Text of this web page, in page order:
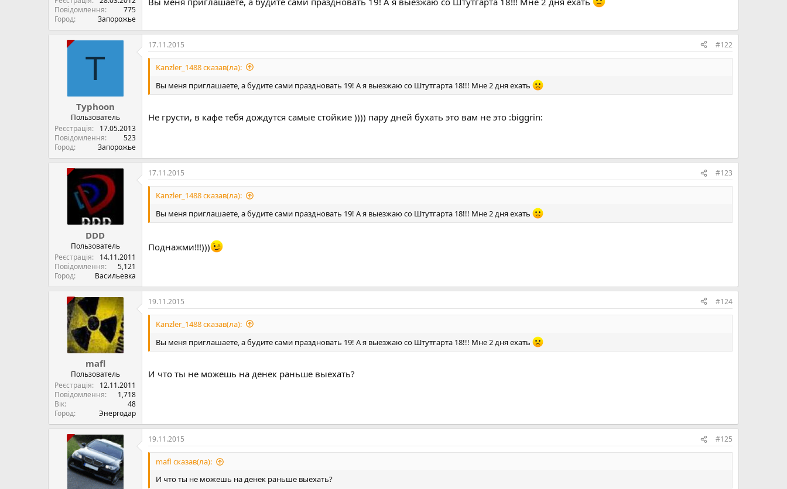
Повідомлення
775
Город
Запорожье
T
Typhoon
Пользователь
Реєстрація
17.05.2013
Повідомлення
523
Город
Запорожье
17.11.2015 #122
Kanzler_1488 сказав(ла):
Вы меня приглашаете, а будите сами праздновать 19! А я выезжаю со Штутгарта 18!!! Мне 2 дня ехать
Не грусти, в кафе тебя дождутся самые стойкие )))) пару дней бухать это вам не это :biggrin:
DDD
Пользователь
Реєстрація
14.11.2011
Повідомлення
5,121
Город
Васильевка
17.11.2015 #123
Kanzler_1488 сказав(ла):
Вы меня приглашаете, а будите сами праздновать 19! А я выезжаю со Штутгарта 18!!! Мне 2 дня ехать
Поднажми!!!)))
mafl
Пользователь
Реєстрація
12.11.2011
Повідомлення
1,718
Вік
48
Город
Энергодар
19.11.2015 #124
Kanzler_1488 сказав(ла):
Вы меня приглашаете, а будите сами праздновать 19! А я выезжаю со Штутгарта 18!!! Мне 2 дня ехать
И что ты не можешь на денек раньше выехать?
19.11.2015 #125
mafl сказав(ла):
И что ты не можешь на денек раньше выехать?